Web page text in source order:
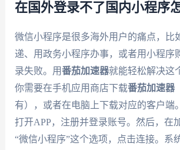
在国外登录不了国内小程序
微信小程序是很多海外用户的痛点，比
递、用政务小程序办事，或者用小程序
录失败。用番茄加速器就能轻松解决这
你需要在手机应用商店下载番茄加速器
有），或者在电脑上下载对应的客户端
打开APP，注册并登录账号。然后，在
“微信小程序”这个选项，点击连接。系